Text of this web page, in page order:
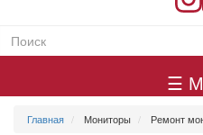
Пошукова
Поиск
меню
☰
Главная Мониторы Ремонт